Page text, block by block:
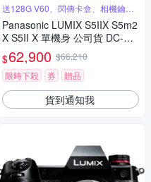
送128G V60、閃傳卡盒、相機鑰匙
圈
Panasonic LUMIX S5IIX S5m2
X S5II X 單機身 公司貨 DC-S5
M2X
$62,900 $66,210
限時下殺
券 贈品
貨到通知我